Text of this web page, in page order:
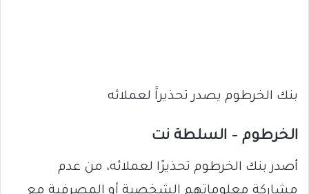
بنك الخرطوم يصدر تحذيراََ لعملائه
الخرطوم – السلطة نت
أصدر بنك الخرطوم تحذيرًا لعملائه، من عدم
مشاركة معلوماتهم الشخصية أو المصرفية مع